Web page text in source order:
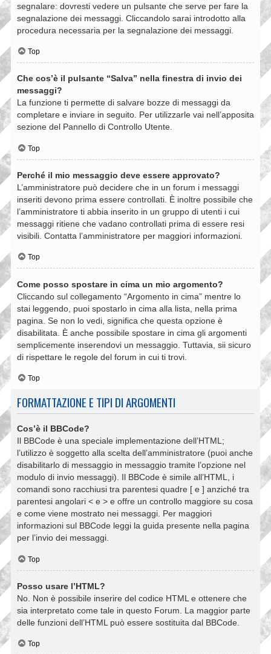
segnalare: dovresti vedere un pulsante che serve per fare la
segnalazione dei messaggi. Cliccandolo sarai introdotto alla
procedura necessaria per la segnalazione dei messaggi.
Top
Che cos’è il pulsante “Salva” nella finestra di invio dei
messaggi?
La funzione ti permette di salvare bozze di messaggi da
completare e inviare in seguito. Per utilizzarle vai nell’apposita
sezione del Pannello di Controllo Utente.
Top
Perché il mio messaggio deve essere approvato?
L’amministratore può decidere che in un forum i messaggi
inseriti devono prima essere controllati. È inoltre possibile che
l’amministratore ti abbia inserito in un gruppo di utenti i cui
messaggi ritiene che vadano controllati prima di essere resi
visibili. Contatta l’amministratore per maggiori informazioni.
Top
Come posso spostare in cima un mio argomento?
Cliccando sul collegamento “Argomento in cima” mentre lo
stai leggendo, puoi spostarlo in cima alla lista, nella prima
pagina. Se non lo vedi, significa che questa opzione è
disabilitata. È anche possibile spostare in cima gli argomenti
semplicemente inserendovi un messaggio. Tuttavia, sii sicuro
di rispettare le regole del forum in cui ti trovi.
Top
FORMATTAZIONE E TIPI DI ARGOMENTI
Cos’è il BBCode?
Il BBCode è una speciale implementazione dell’HTML;
l’utilizzo è soggetto alla scelta dell’amministratore (puoi anche
disabilitarlo di messaggio in messaggio tramite l’opzione nel
modulo di invio messaggi). Il BBCode è simile all’HTML, i
comandi sono racchiusi tra parentesi quadre [ e ] anziché tra
parentesi angolari < e > e offre un controllo maggiore su cosa
e come viene mostrato nei messaggi. Per maggiori
informazioni sul BBCode leggi la guida presente nella pagina
per l’invio dei messaggi.
Top
Posso usare l’HTML?
No. Non è possibile inserire del codice HTML e ottenere che
sia interpretato come tale in questo Forum. La maggior parte
delle funzioni dell’HTML può essere sostituita dal BBCode.
Top